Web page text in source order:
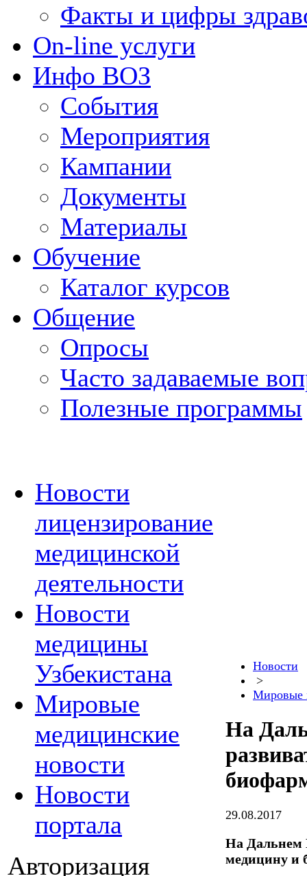
Факты и цифры
On-line услуги
Инфо ВОЗ
События
Мероприятия
Кампании
Документы
Материалы
Обучение
Каталог курсов
Общение
Опросы
Часто задаваемые
Полезные программы
Новости
лицензирование
медицинской
деятельности
Новости
медицины
Узбекистана
Мировые
медицинские
новости
Новости
портала
Авторизация
Новости
>
Мировые
На
29.08.2017
На Дальнем
медицину и